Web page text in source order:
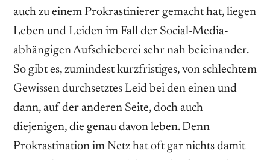
auch zu einem Prokrastinierer gemacht hat, liegen
Leben und Leiden im Fall der Social-Media-
abhängigen Aufschieberei sehr nah beieinander.
So gibt es, zumindest kurzfristiges, von schlechtem
Gewissen durchsetztes Leid bei den einen und
dann, auf der anderen Seite, doch auch
diejenigen, die genau davon leben. Denn
Prokrastination im Netz hat oft gar nichts damit